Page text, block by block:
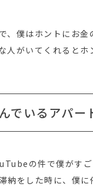
、僕はホントにお
人がいてくれるとホ
でいるアパー
の件で僕がす
納をした時に、僕